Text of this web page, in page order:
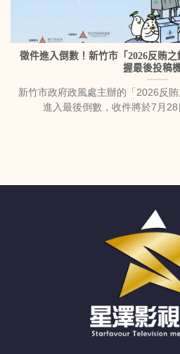
徵件進入倒數！新竹市「2026反賄
握最後投稿
新竹市政府政風處主辦的「2026反
進入最後倒數，收件將於7月